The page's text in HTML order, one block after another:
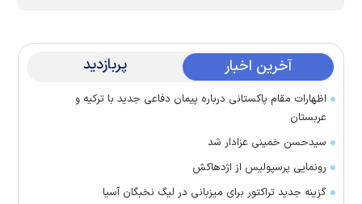
آخرین اخبار پربازدید
اظهارات مقام پاکستانی درباره پیمان دفاعی جدید با ترکیه و
عربستان
سیدحسن خمینی عزادار شد
رونمایی پرسپولیس از اژدهاکش
گزینه جدید تراکتور برای میزبانی در لیگ نخبگان آسیا